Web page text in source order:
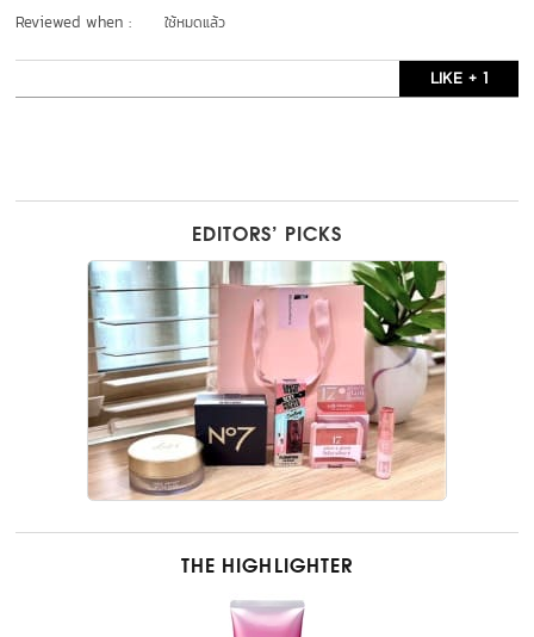
Reviewed when : ใช้หมดแล้ว
LIKE + 1
EDITORS’ PICKS
THE HIGHLIGHTER